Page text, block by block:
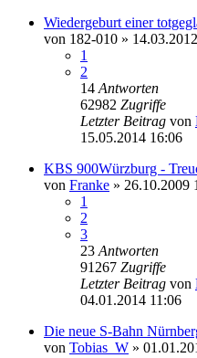
Wiedergeburt einer
von 182-010 »
1
2
14 Antworten
62982 Zugriffe
Letzter Beitrag von
15.05.2014 16:06
KBS 900Würzburg -
von Franke » 26.10.2009
1
2
3
23 Antworten
91267 Zugriffe
Letzter Beitrag von
04.01.2014 11:06
Die neue S-Bahn
von Tobias_W »